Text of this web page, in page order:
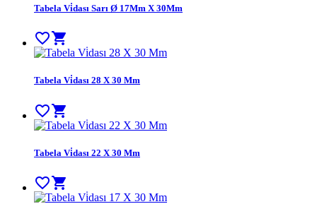
Tabela Vi̇dası Sarı Ø 17Mm X 30Mm
favorite_bordershopping_cart
Tabela Vi̇dası 28 X 30 Mm
favorite_bordershopping_cart
Tabela Vi̇dası 22 X 30 Mm
favorite_bordershopping_cart